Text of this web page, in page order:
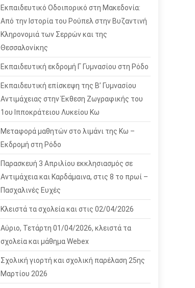
Εκπαιδευτικό Οδοιπορικό στη Μακεδονία:
Από την Ιστορία του Ρούπελ στην Βυζαντινή
Κληρονομιά των Σερρών και της
Θεσσαλονίκης
Εκπαιδευτική εκδρομή Γ Γυμνασίου στη Ρόδο
Εκπαιδευτική επίσκεψη της Β’ Γυμνασίου
Αντιμάχειας στην Έκθεση Ζωγραφικής του
1ου Ιπποκράτειου Λυκείου Κω
Μεταφορά μαθητών στο λιμάνι της Κω –
Εκδρομή στη Ρόδο
Παρασκευή 3 Απριλίου εκκλησιασμός σε
Αντιμάχεια και Καρδάμαινα, στις 8 το πρωί –
Πασχαλινές Ευχές
Κλειστά τα σχολεία και στις 02/04/2026
Αύριο, Τετάρτη 01/04/2026, κλειστά τα
σχολεία και μάθημα Webex
Σχολική γιορτή και σχολική παρέλαση 25ης
Μαρτίου 2026